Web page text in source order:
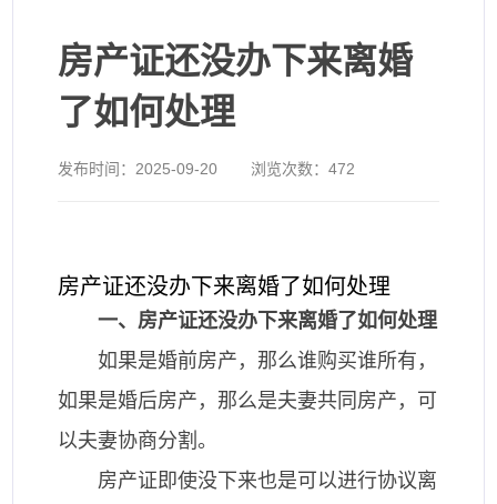
房产证还没办下来离婚
了如何处理
发布时间： 2025-09-20 浏览次数：472
房产证还没办下来离婚了如何处理
一、房产证还没办下来离婚了如何处理
如果是婚前房产，那么谁购买谁所有，
如果是婚后房产，那么是夫妻共同房产，可
以夫妻协商分割。
房产证即使没下来也是可以进行协议离